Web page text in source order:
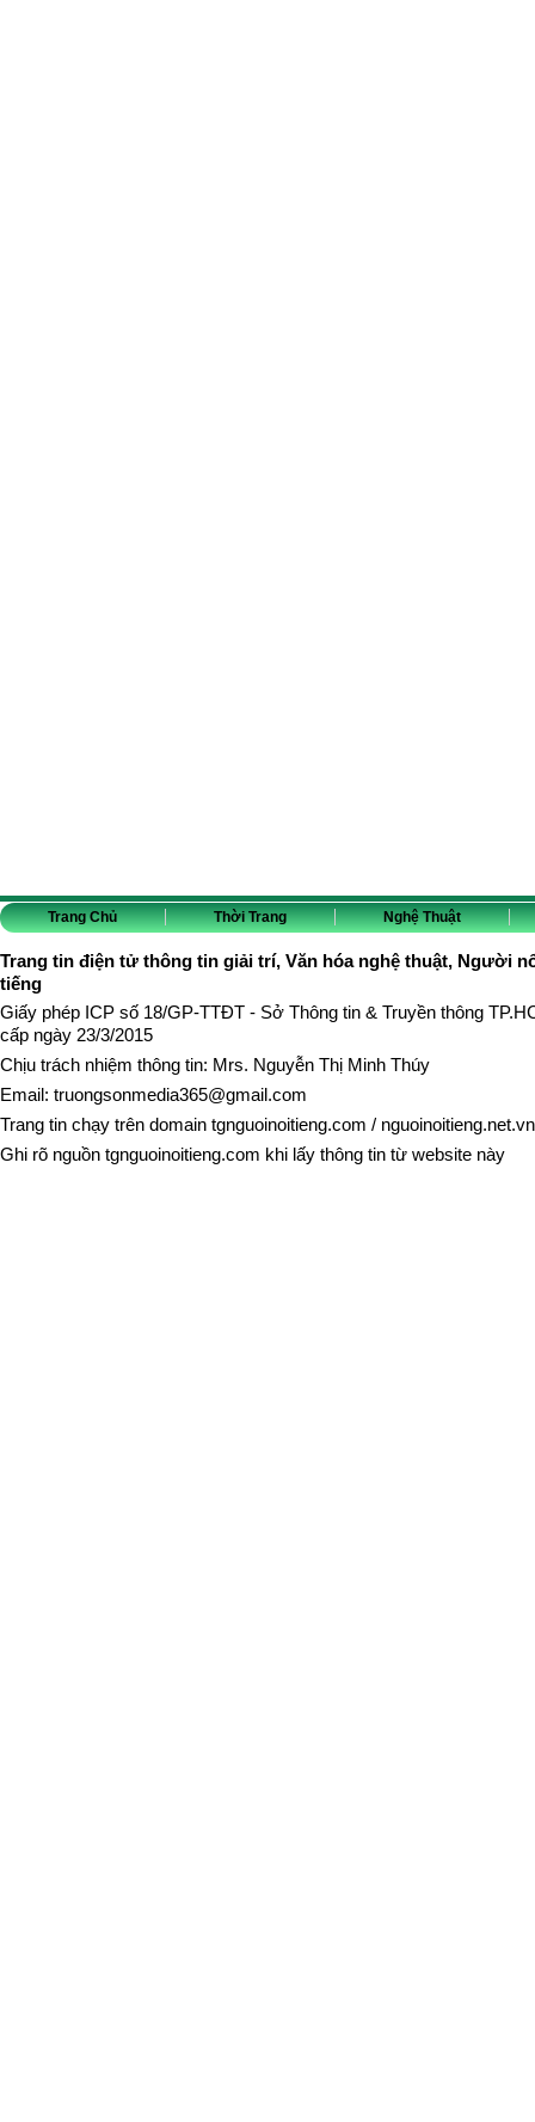
Trang Chủ Thời Trang Nghệ Thuật
Trang tin điện tử thông tin giải trí, Văn hóa nghệ thuật, Người
tiếng
Giấy phép ICP số 18/GP-TTĐT - Sở Thông tin & Truyền thông
cấp ngày 23/3/2015
Chịu trách nhiệm thông tin: Mrs. Nguyễn Thị Minh Thúy
Email: truongsonmedia365@gmail.com
Trang tin chạy trên domain tgnguoinoitieng.com / nguoinoitieng.net.vn
Ghi rõ nguồn tgnguoinoitieng.com khi lấy thông tin từ website này